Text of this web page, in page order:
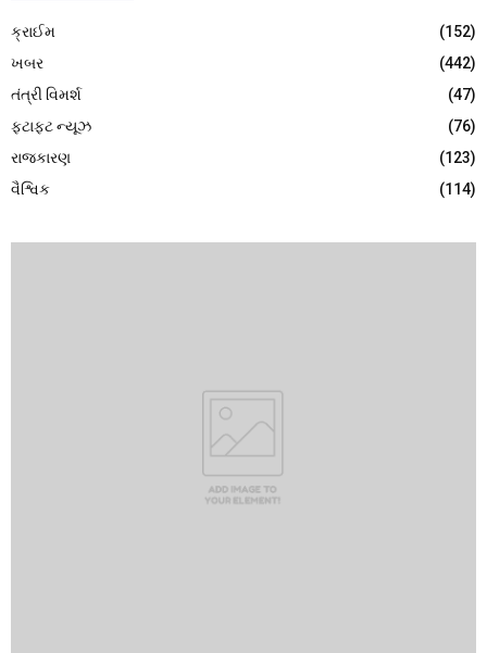
ક્રાઈમ
(152)
ખબર
(442)
તંત્રી વિમર્શ
(47)
ફટાફટ ન્યૂઝ
(76)
રાજકારણ
(123)
વૈશ્વિક
(114)